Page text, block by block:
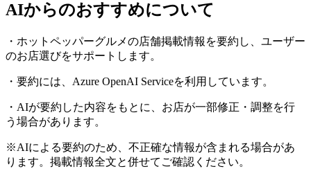
AIからのおすすめについて
・ホットペッパーグルメの店舗掲載情報を要約し、ユーザー
のお店選びをサポートします。
・要約には、Azure OpenAI Serviceを利用しています。
・AIが要約した内容をもとに、お店が一部修正・調整を行
う場合があります。
※AIによる要約のため、不正確な情報が含まれる場合があ
ります。掲載情報全文と併せてご確認ください。